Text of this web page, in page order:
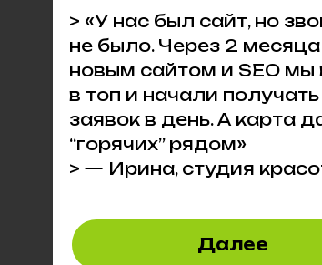
> «У нас был сайт, но
не было. Через 2 месяца
новым сайтом и SEO
в топ и начали
заявок в день. А карта
“горячих” рядом»
> — Ирина, студия
Далее